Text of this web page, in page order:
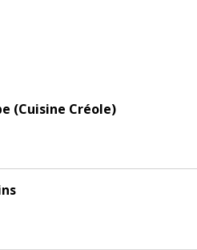
(Cuisine Créole)